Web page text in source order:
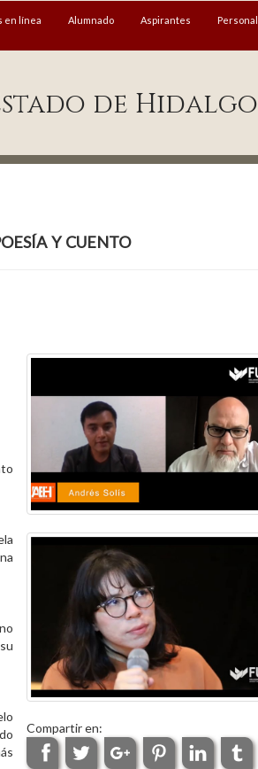
en línea Alumnado Aspirantes Personal
de Hidalgo
y cuento
Compartir en: